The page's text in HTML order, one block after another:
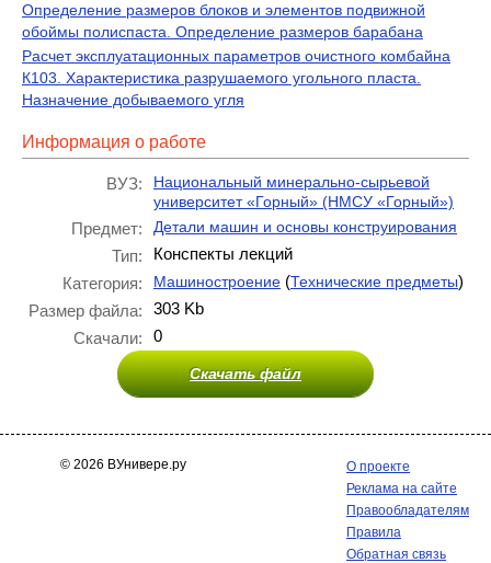
Определение размеров блоков и элементов подвижной
обоймы полиспаста. Определение размеров барабана
Расчет эксплуатационных параметров очистного комбайна
К103. Характеристика разрушаемого угольного пласта.
Назначение добываемого угля
Информация о работе
ВУЗ:
Национальный минерально-сырьевой
университет «Горный» (НМСУ «Горный»)
Предмет: Детали машин и основы конструирования
Тип:
Конспекты лекций
Категория:
Машиностроение (Технические предметы)
Размер файла:
303 Kb
Скачали:
0
Скачать файл
© 2026 ВУнивере.ру
О проекте
Реклама на сайте
Правообладателям
Правила
Обратная связь